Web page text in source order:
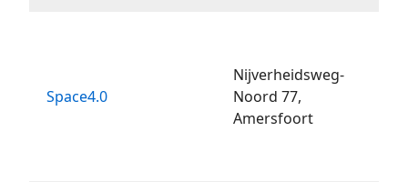
Space4.0
Nijverheidsweg-
Noord 77,
Amersfoort